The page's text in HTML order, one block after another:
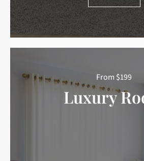
From $199
Luxury